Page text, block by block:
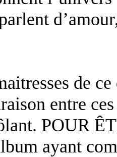
de
entre
POUR
ayant